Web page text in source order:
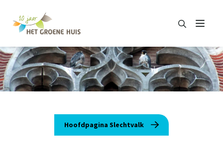
Menu
Zoeken
Hoofdpagina Slechtvalk